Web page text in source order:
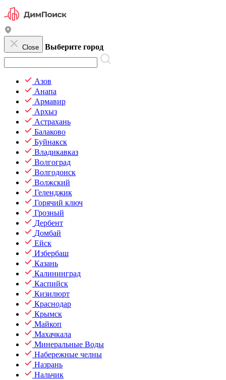
Close Выберите город
Азов
Анапа
Армавир
Архыз
Астрахань
Балаково
Буйнакск
Владикавказ
Волгоград
Волгодонск
Волжский
Геленджик
Горячий ключ
Грозный
Дербент
Домбай
Ейск
Избербаш
Казань
Калининград
Каспийск
Кизилюрт
Краснодар
Крымск
Майкоп
Махачкала
Минеральные Воды
Набережные челны
Назрань
Нальчик